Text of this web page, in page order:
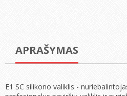
APRAŠYMAS
E1 SC silikono valiklis -